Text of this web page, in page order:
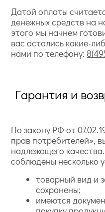
Датой оплаты
денежных средств на
этого мы начнем
вас остались какие-
нами по телефону:
Гарантия и
По закону РФ от
прав потребителей»,
надлежащего
соблюдены несколько
товарный вид и
сохранены;
имеются